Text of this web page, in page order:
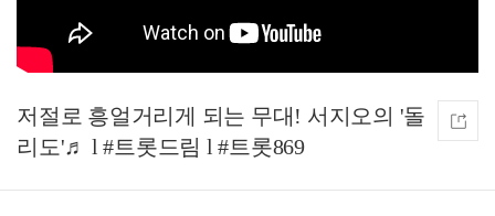
저절로 흥얼거리게 되는 무대! 서지오의 '돌
리도'♬ l #트롯드림 l #트롯869